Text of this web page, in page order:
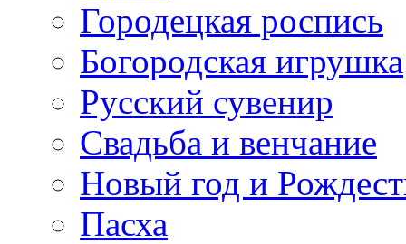
Городецкая роспись
Богородская игрушка
Русский сувенир
Свадьба и венчание
Новый год и
Пасха